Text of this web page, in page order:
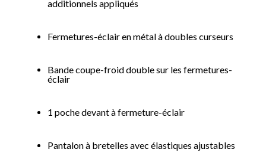
additionnels appliqués
Fermetures-éclair en métal à doubles curseurs
Bande coupe-froid double sur les fermetures-
éclair
1 poche devant à fermeture-éclair
Pantalon à bretelles avec élastiques ajustables